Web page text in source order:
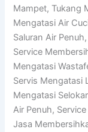
Mampet, Tukang
Mengatasi Air
Saluran Air
Service
Mengatasi
Servis Mengatasi
Mengatasi
Air Penuh,
Jasa